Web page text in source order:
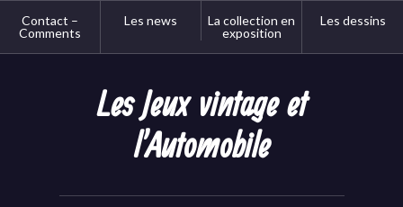
Contact –
Comments
Les news
La collection en
exposition
Les dessins
Les Jeux vintage et
l'Automobile